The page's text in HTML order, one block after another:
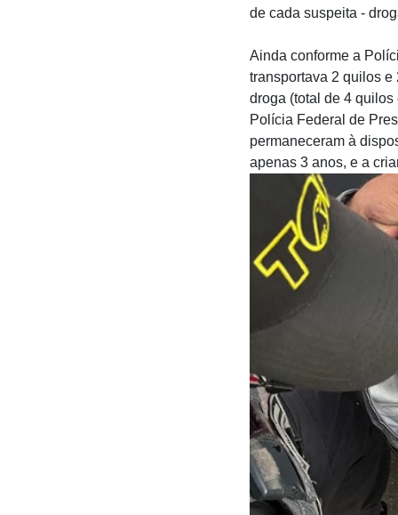
de cada suspeita -
Ainda conforme a
transportava 2 quilos e
droga (total de 4
Polícia Federal de
permaneceram à
apenas 3 anos, e a